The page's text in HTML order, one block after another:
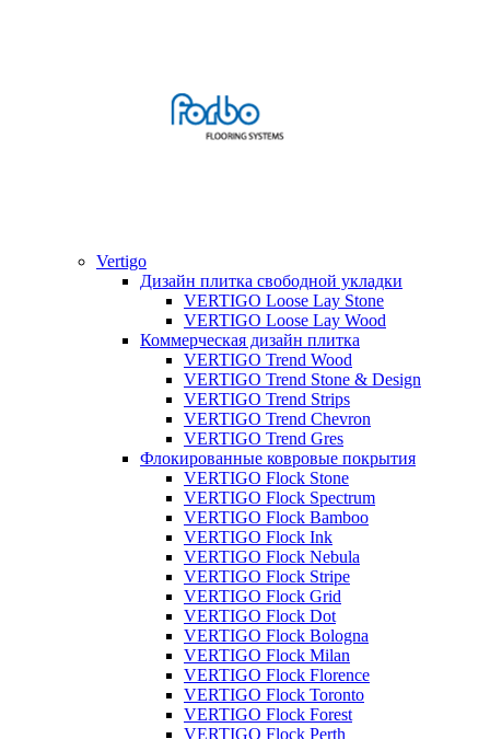
Vertigo
Дизайн плитка свободной укладки
VERTIGO Loose Lay Stone
VERTIGO Loose Lay Wood
Коммерческая дизайн плитка
VERTIGO Trend Wood
VERTIGO Trend Stone & Design
VERTIGO Trend Strips
VERTIGO Trend Chevron
VERTIGO Trend Gres
Флокированные ковровые покрытия
VERTIGO Flock Stone
VERTIGO Flock Spectrum
VERTIGO Flock Bamboo
VERTIGO Flock Ink
VERTIGO Flock Nebula
VERTIGO Flock Stripe
VERTIGO Flock Grid
VERTIGO Flock Dot
VERTIGO Flock Bologna
VERTIGO Flock Milan
VERTIGO Flock Florence
VERTIGO Flock Toronto
VERTIGO Flock Forest
VERTIGO Flock Perth